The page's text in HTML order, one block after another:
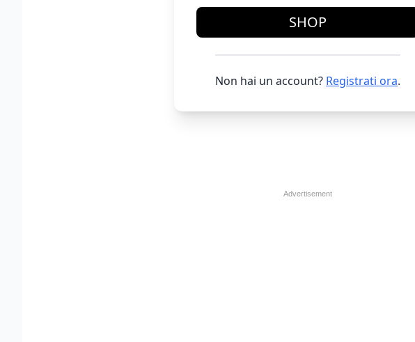
SHOP
Non hai un account? Registrati ora.